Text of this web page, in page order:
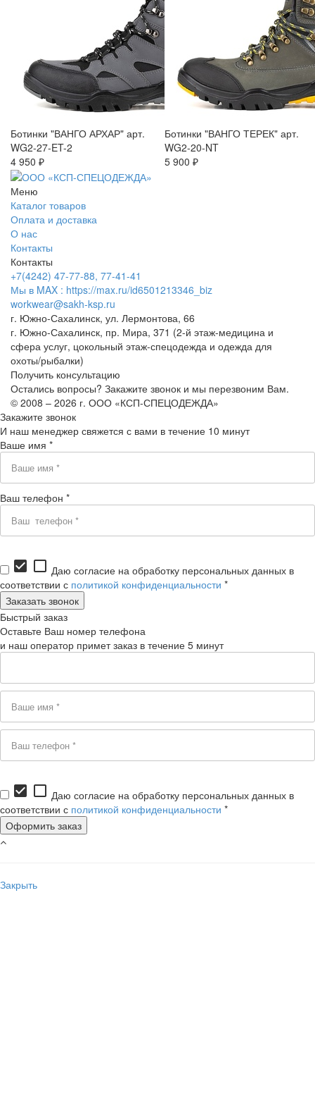
Ботинки "ВАНГО АРХАР" арт.
WG2-27-ET-2
4 950 ₽
Ботинки "ВАНГО ТЕРЕК" арт.
WG2-20-NT
5 900 ₽
Меню
Каталог товаров
Оплата и доставка
О нас
Контакты
Контакты
+7(4242) 47-77-88, 77-41-41
Мы в MAX : https://max.ru/id6501213346_biz
workwear@sakh-ksp.ru
г. Южно-Сахалинск, ул. Лермонтова, 66
г. Южно-Сахалинск, пр. Мира, 371 (2-й этаж-медицина и
сфера услуг, цокольный этаж-спецодежда и одежда для
охоты/рыбалки)
Получить консультацию
Остались вопросы? Закажите звонок и мы перезвоним Вам.
© 2008 – 2026 г. ООО «КСП-СПЕЦОДЕЖДА»
Закажите звонок
И наш менеджер свяжется с вами в течение 10 минут
Ваше имя *
Ваш телефон *
check_box check_box_outline_blank Даю согласие на обработку персональных данных в
соответствии с политикой конфиденциальности *
Быстрый заказ
Оставьте Ваш номер телефона
и наш оператор примет заказ в течение 5 минут
check_box check_box_outline_blank Даю согласие на обработку персональных данных в
соответствии с политикой конфиденциальности *
Закрыть